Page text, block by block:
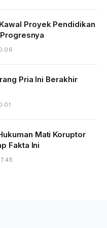
Proyek Pendidikan
Pria Ini Berakhir
Mati Koruptor
Fakta Ini